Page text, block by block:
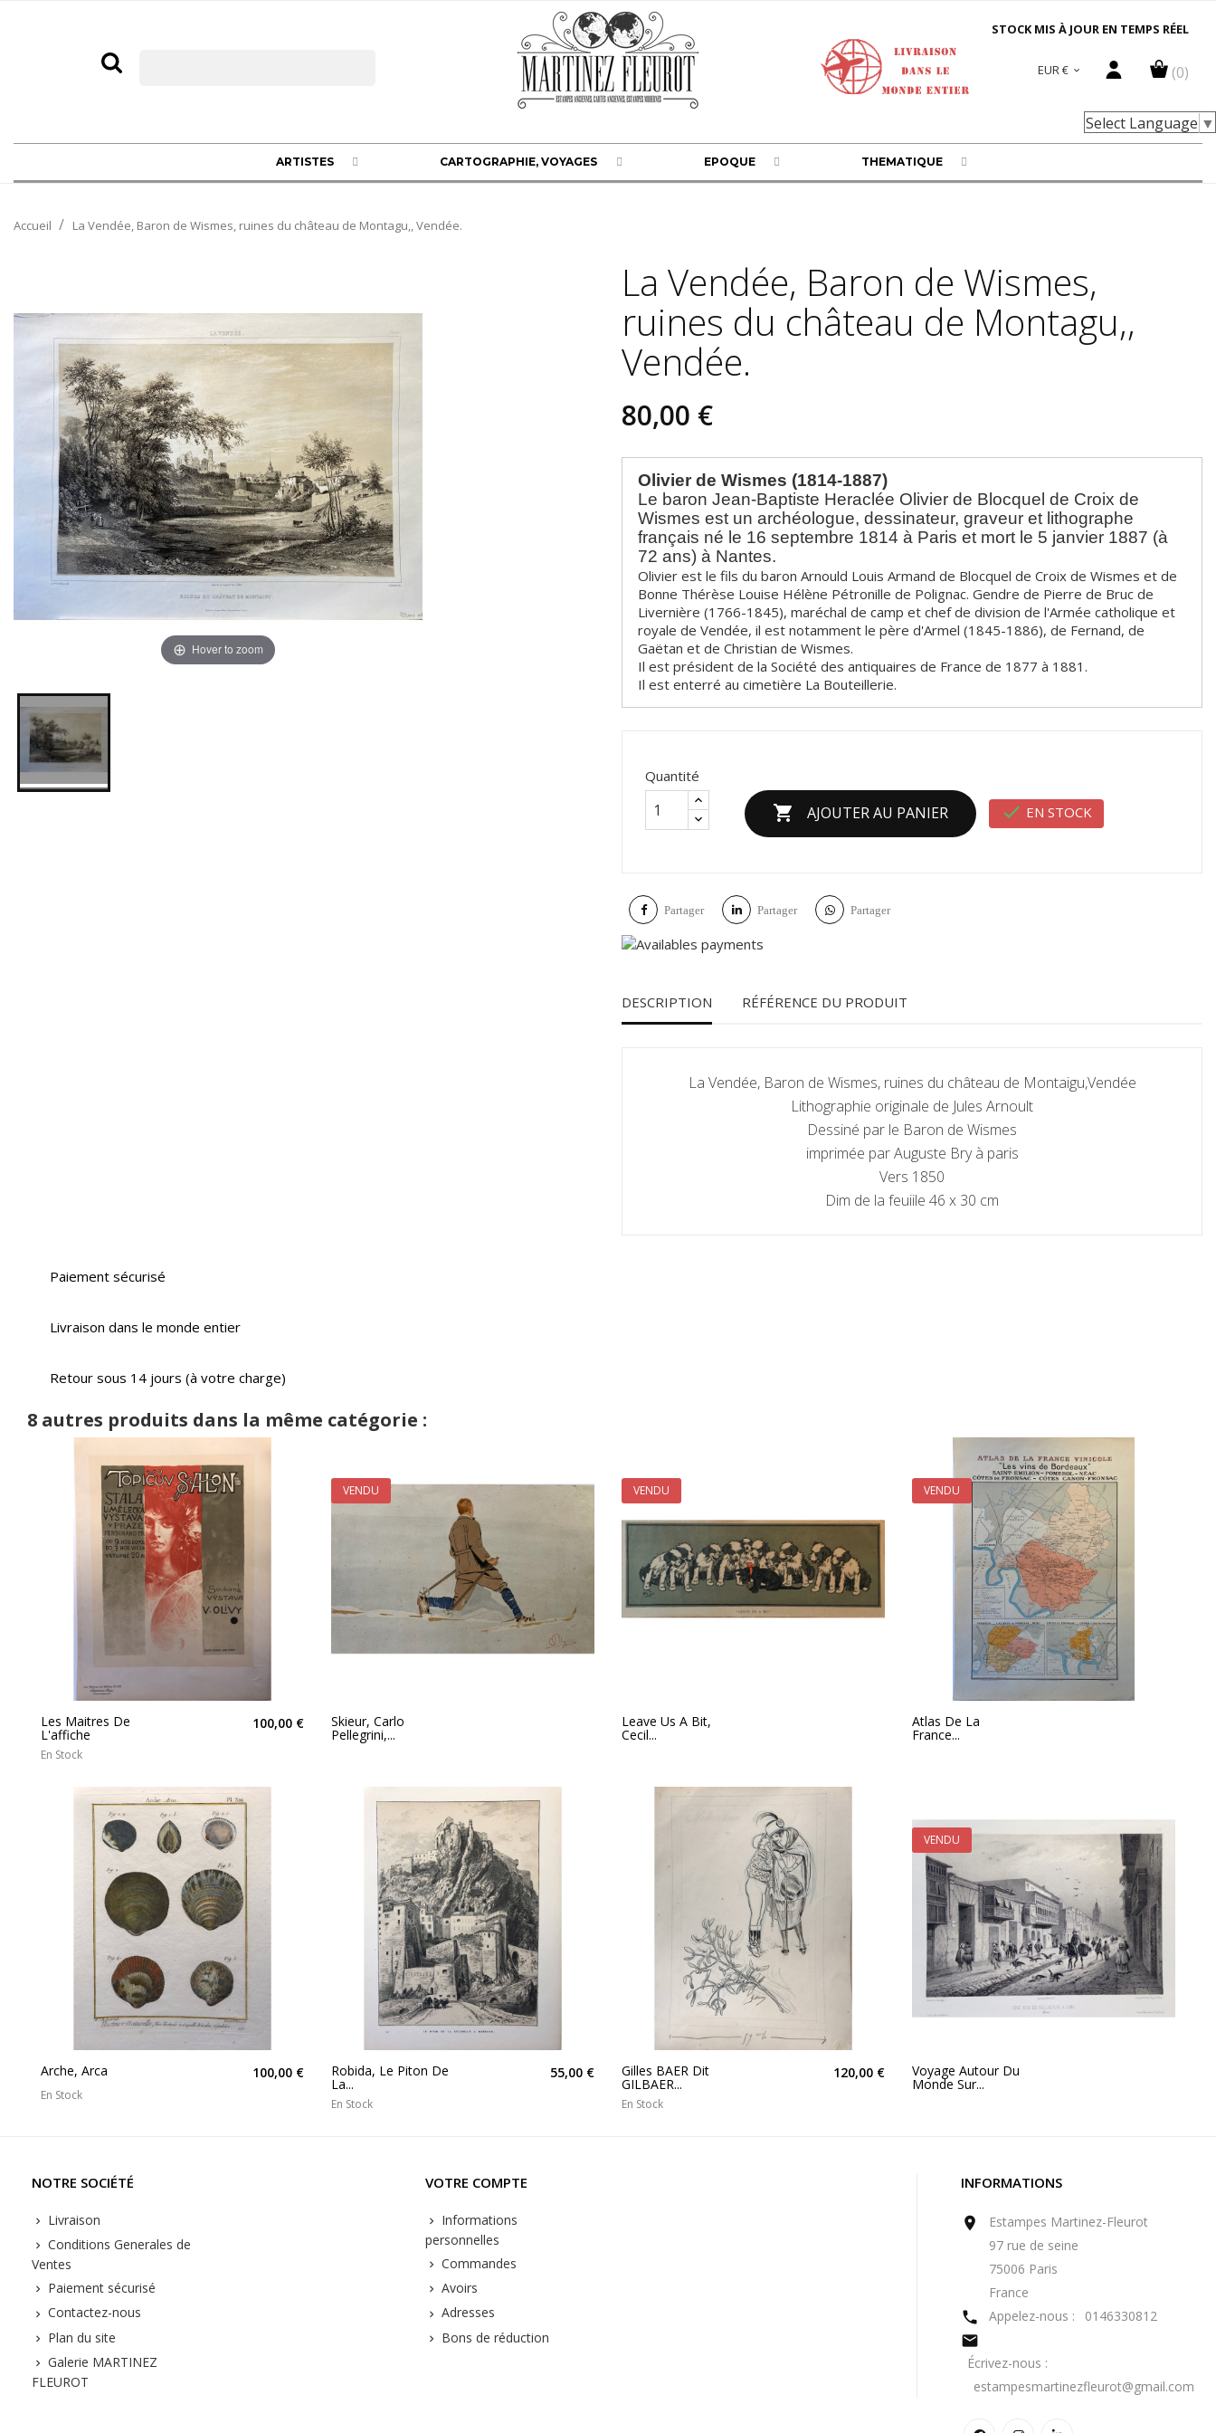
STOCK MIS À JOUR EN TEMPS RÉEL
(0)
EUR € 
Select Language ▼
ARTISTES CARTOGRAPHIE, VOYAGES EPOQUE THEMATIQUE
Accueil La Vendée, Baron de Wismes, ruines du château de Montagu,, Vendée.
Hover to zoom
La Vendée, Baron de Wismes,
ruines du château de Montagu,,
Vendée.
80,00 €
Olivier de Wismes (1814-1887)
Le baron Jean-Baptiste Heraclée Olivier de Blocquel de Croix de
Wismes est un archéologue, dessinateur, graveur et lithographe
français né le 16 septembre 1814 à Paris et mort le 5 janvier 1887 (à
72 ans) à Nantes.
Olivier est le fils du baron Arnould Louis Armand de Blocquel de Croix de Wismes et de
Bonne Thérèse Louise Hélène Pétronille de Polignac. Gendre de Pierre de Bruc de
Livernière (1766-1845), maréchal de camp et chef de division de l'Armée catholique et
royale de Vendée, il est notamment le père d'Armel (1845-1886), de Fernand, de
Gaëtan et de Christian de Wismes.
Il est président de la Société des antiquaires de France de 1877 à 1881.
Il est enterré au cimetière La Bouteillerie.
Quantité
 AJOUTER AU PANIER  EN STOCK
Partager Partager Partager
DESCRIPTION RÉFÉRENCE DU PRODUIT
La Vendée, Baron de Wismes, ruines du château de Montaigu,Vendée
Lithographie originale de Jules Arnoult
Dessiné par le Baron de Wismes
imprimée par Auguste Bry à paris
Vers 1850
Dim de la feuiile 46 x 30 cm
Paiement sécurisé
Livraison dans le monde entier
Retour sous 14 jours (à votre charge)
8 autres produits dans la même catégorie :
Les Maitres De
L'affiche
100,00 €
En Stock
Skieur, Carlo
Pellegrini,...
VENDU
Leave Us A Bit,
Cecil...
VENDU
Atlas De La
France...
VENDU
Arche, Arca 100,00 €
En Stock
Robida, Le Piton De
La...
55,00 €
En Stock
Gilles BAER Dit
GILBAER...
120,00 €
En Stock
Voyage Autour Du
Monde Sur...
VENDU
NOTRE SOCIÉTÉ
Livraison
Conditions Generales de
Ventes
Paiement sécurisé
Contactez-nous
Plan du site
Galerie MARTINEZ
FLEUROT
VOTRE COMPTE
Informations
personnelles
Commandes
Avoirs
Adresses
Bons de réduction
INFORMATIONS

Estampes Martinez-Fleurot
97 rue de seine
75006 Paris
France
 Appelez-nous : 0146330812

Écrivez-nous :
estampesmartinezfleurot@gmail.com